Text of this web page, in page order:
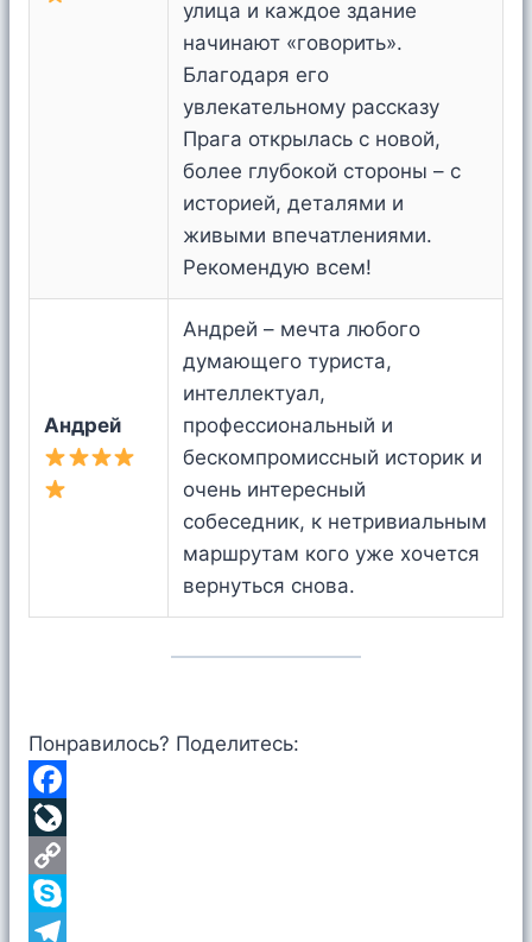
улица и каждое здание
начинают «говорить».
Благодаря его
увлекательному рассказу
Прага открылась с новой,
более глубокой стороны – с
историей, деталями и
живыми впечатлениями.
Рекомендую всем!
Андрей
Андрей – мечта любого
думающего туриста,
интеллектуал,
профессиональный и
бескомпромиссный историк и
очень интересный
собеседник, к нетривиальным
маршрутам кого уже хочется
вернуться снова.
Понравилось? Поделитесь:
F
a
c
e
L
v
C
o
S